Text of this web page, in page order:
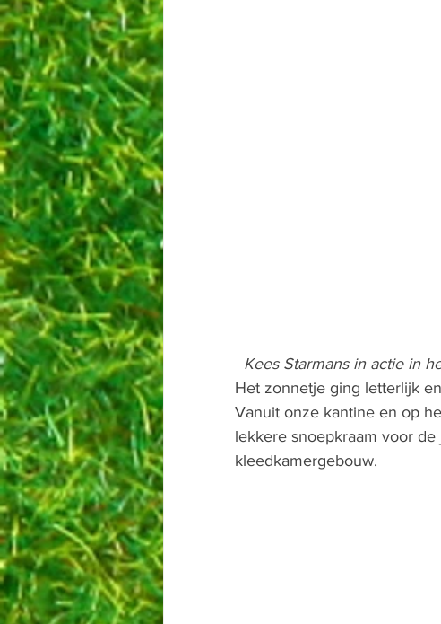
Kees Starmans in actie in
Het zonnetje ging letterlijk
Vanuit onze kantine en op
lekkere snoepkraam voor
kleedkamergebouw.